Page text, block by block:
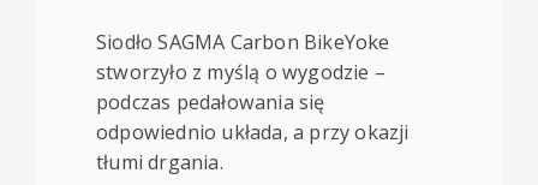
Siodło SAGMA Carbon BikeYoke
stworzyło z myślą o wygodzie –
podczas pedałowania się
odpowiednio układa, a przy okazji
tłumi drgania.